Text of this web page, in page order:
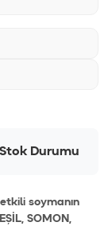
Stok Durumu
soymanın
SOMON,